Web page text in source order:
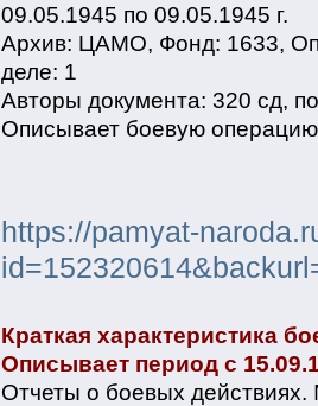
09.05.1945 по 09.05.1945 г.
Архив: ЦАМО, Фонд: 1633,
деле: 1
Авторы документа: 320 сд,
Описывает боевую
https://pamyat-
Краткая характеристика
Описывает период с
Отчеты о боевых